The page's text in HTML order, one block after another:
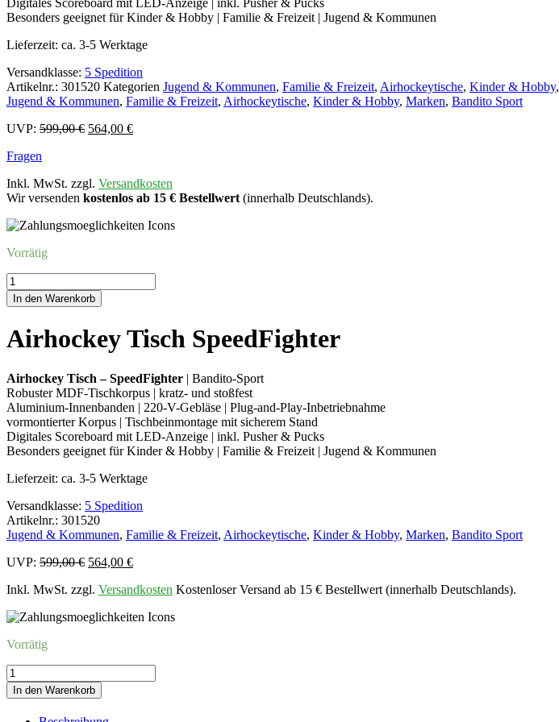
Besonders geeignet für Kinder & Hobby | Familie & Freizeit | Jugend & Kommunen
Lieferzeit: ca. 3-5 Werktage
Versandklasse: 5 Spedition
Artikelnr.: 301520 Kategorien Jugend & Kommunen, Familie & Freizeit, Airhockeytische, Kinder & Hobby,
Jugend & Kommunen, Familie & Freizeit, Airhockeytische, Kinder & Hobby, Marken, Bandito Sport
UVP: 599,00€ Ursprünglicher
564,00 €Aktueller
Fragen
Inkl. MwSt. zzgl. Versandkosten
Wir versenden kostenlos ab 15 € Bestellwert (innerhalb Deutschlands).
Vorrätig
Airhockey
Tisch
SpeedFighter
In den Warenkorb
Airhockey Tisch SpeedFighter
Airhockey Tisch – SpeedFighter | Bandito-Sport
Robuster MDF-Tischkorpus | kratz- und stoßfest
Aluminium-Innenbanden | 220-V-Gebläse | Plug-and-Play-Inbetriebnahme
vormontierter Korpus | Tischbeinmontage mit sicherem Stand
Digitales Scoreboard mit LED-Anzeige | inkl. Pusher & Pucks
Besonders geeignet für Kinder & Hobby | Familie & Freizeit | Jugend & Kommunen
Lieferzeit: ca. 3-5 Werktage
Versandklasse: 5 Spedition
Artikelnr.: 301520
Jugend & Kommunen, Familie & Freizeit, Airhockeytische, Kinder & Hobby, Marken, Bandito Sport
UVP: 599,00€ Ursprünglicher
war:
564,00 €Aktueller
ist:
Inkl. MwSt. zzgl. Versandkosten Kostenloser Versand ab 15 € Bestellwert (innerhalb Deutschlands).
Vorrätig
Airhockey
Tisch
SpeedFighter
Menge
In den Warenkorb